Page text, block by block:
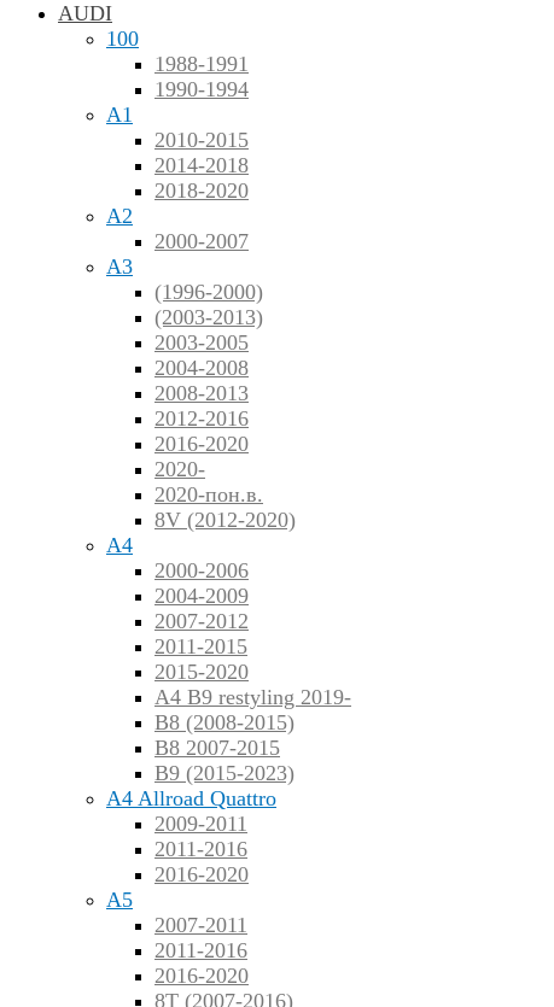
AUDI
100
1988-1991
1990-1994
A1
2010-2015
2014-2018
2018-2020
A2
2000-2007
A3
(1996-2000)
(2003-2013)
2003-2005
2004-2008
2008-2013
2012-2016
2016-2020
2020-
2020-пон.в.
8V (2012-2020)
A4
2000-2006
2004-2009
2007-2012
2011-2015
2015-2020
A4 B9 restyling 2019-
B8 (2008-2015)
B8 2007-2015
B9 (2015-2023)
A4 Allroad Quattro
2009-2011
2011-2016
2016-2020
A5
2007-2011
2011-2016
2016-2020
8T (2007-2016)